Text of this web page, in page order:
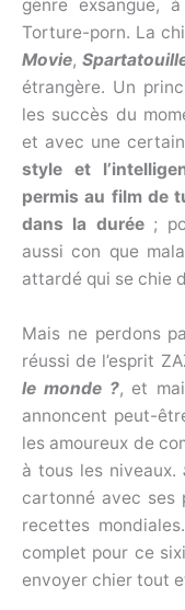
genre exsangue,
Torture-porn. La
Movie,
étrangère. Un
les succès du
et avec une
style et
permis au film de
dans la durée;
aussi con que
attardé qui se chie
Mais ne perdons
réussi de l’esprit
le monde ?, et
annoncent peut-
les amoureux de
à tous les niveaux.
cartonné avec ses
recettes
complet pour ce
envoyer chier tout